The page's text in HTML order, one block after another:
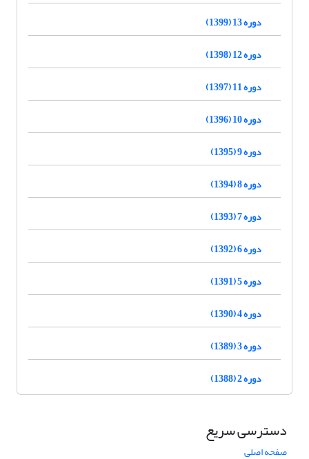
دوره 13 (1399)
دوره 12 (1398)
دوره 11 (1397)
دوره 10 (1396)
دوره 9 (1395)
دوره 8 (1394)
دوره 7 (1393)
دوره 6 (1392)
دوره 5 (1391)
دوره 4 (1390)
دوره 3 (1389)
دوره 2 (1388)
دسترسی سریع
صفحه اصلی